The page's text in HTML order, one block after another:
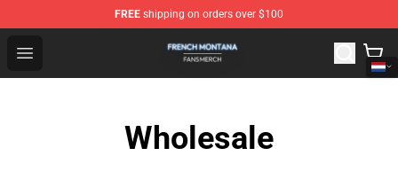
FREE shipping on orders over $100
Open menu
French Montana Shop - Official French Montana
Wholesale